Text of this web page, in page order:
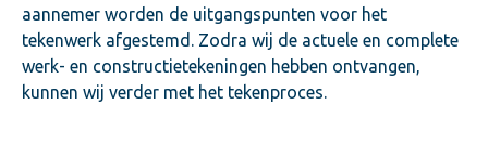
aannemer worden de uitgangspunten voor het
tekenwerk afgestemd. Zodra wij de actuele en complete
werk- en constructietekeningen hebben ontvangen,
kunnen wij verder met het tekenproces.